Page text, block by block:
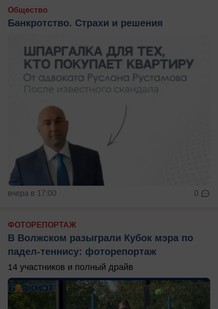
Общество
Банкротство. Страхи и решения
вчера в 17:00 0
ФОТОРЕПОРТАЖ
В Волжском разыграли Кубок мэра по
падел-теннису: фоторепортаж
14 участников и полный драйв